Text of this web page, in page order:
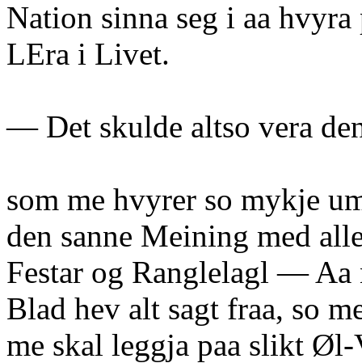
Nation sinna seg i aa hvyra
LEra i Livet.
— Det skulde altso vera
som me hvyrer so mykje
den sanne Meining med
Festar og Ranglelagl — Aa
Blad hev alt sagt fraa, so
me skal leggja paa slikt Øl-